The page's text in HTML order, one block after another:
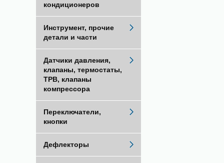
кондиционеров
Инструмент, прочие
детали и части
Датчики давления,
клапаны, термостаты,
ТРВ, клапаны
компрессора
Переключатели,
кнопки
Дефлекторы